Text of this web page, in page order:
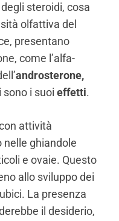
steroidi, cosa
olfattiva del
presentano
come l’alfa-
androsterone,
sono i suoi effetti.
attività
nelle ghiandole
e ovaie. Questo
allo sviluppo dei
La presenza
il desiderio,